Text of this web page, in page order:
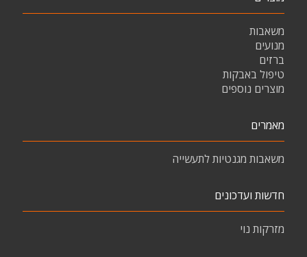
משאבות
מנועים
ברזים
טיפול באבקות
מוצרים נוספים
מאמרים
משאבות מגנטיות לתעשייה
חדשות ועדכונים
מזרקות נוי